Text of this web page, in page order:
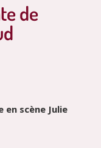
de
en scène Julie